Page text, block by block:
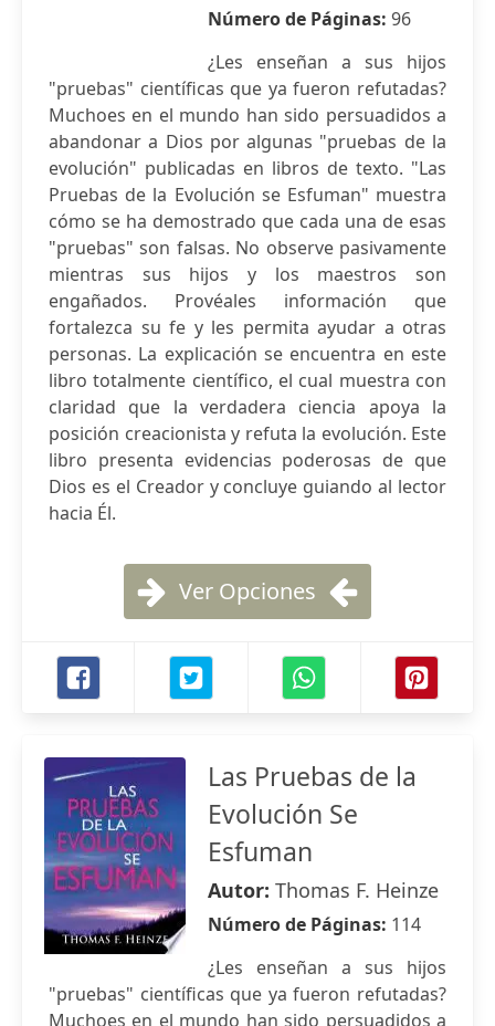
Número de Páginas: 96
¿Les enseñan a sus hijos
"pruebas" científicas que ya fueron refutadas?
Muchoes en el mundo han sido persuadidos a
abandonar a Dios por algunas "pruebas de la
evolución" publicadas en libros de texto. "Las
Pruebas de la Evolución se Esfuman" muestra
cómo se ha demostrado que cada una de esas
"pruebas" son falsas. No observe pasivamente
mientras sus hijos y los maestros son
engañados. Provéales información que
fortalezca su fe y les permita ayudar a otras
personas. La explicación se encuentra en este
libro totalmente científico, el cual muestra con
claridad que la verdadera ciencia apoya la
posición creacionista y refuta la evolución. Este
libro presenta evidencias poderosas de que
Dios es el Creador y concluye guiando al lector
hacia Él.
Ver Opciones
Las Pruebas de la
Evolución Se
Esfuman
Autor: Thomas F. Heinze
Número de Páginas: 114
¿Les enseñan a sus hijos
"pruebas" científicas que ya fueron refutadas?
Muchoes en el mundo han sido persuadidos a